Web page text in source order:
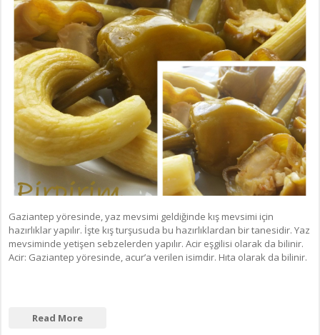
Gaziantep yöresinde, yaz mevsimi geldiğinde kış mevsimi için
hazırlıklar yapılır. İşte kış turşusuda bu hazırlıklardan bir tanesidir. Yaz
mevsiminde yetişen sebzelerden yapılır. Acir eşgilisi olarak da bilinir.
Acir: Gaziantep yöresinde, acur’a verilen isimdir. Hıta olarak da bilinir.
Read More